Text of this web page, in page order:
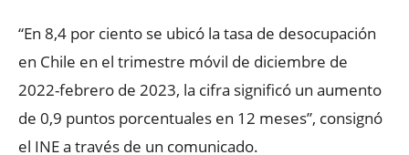
“En 8,4 por ciento se ubicó la tasa de desocupación
en Chile en el trimestre móvil de diciembre de
2022-febrero de 2023, la cifra significó un aumento
de 0,9 puntos porcentuales en 12 meses”, consignó
el INE a través de un comunicado.